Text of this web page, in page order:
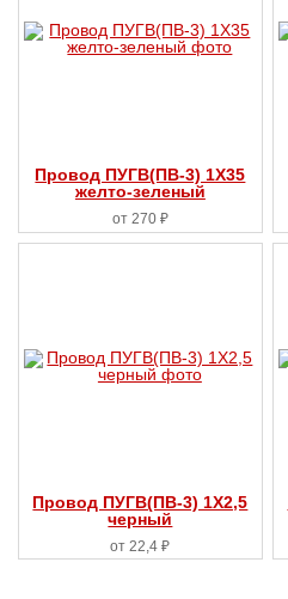
Провод ПУГВ(ПВ-3) 1X35
желто-зеленый
от 270 ₽
Провод ПУГВ(ПВ-3) 1X2,5
черный
от 22,4 ₽